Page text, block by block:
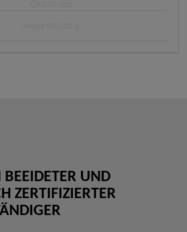
UND
ZERTIFIZIERTER